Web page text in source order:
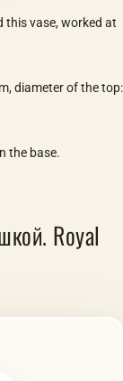
this vase, worked at
diameter of the top:
the base.
Royal